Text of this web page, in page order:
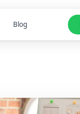
Blog